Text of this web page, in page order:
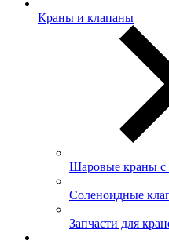
Краны и клапаны
Шаровые краны с
Соленоидные
Запчасти для